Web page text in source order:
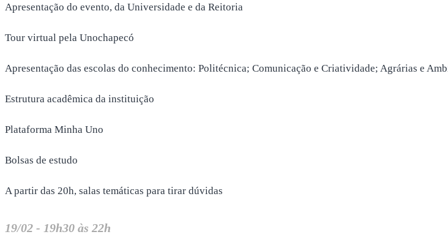
Apresentação do evento, da Universidade e da Reitoria
Tour virtual pela Unochapecó
Apresentação das escolas do conhecimento: Politécnica; Comunicação e Criatividade; Agrárias e
Estrutura acadêmica da instituição
Plataforma Minha Uno
Bolsas de estudo
A partir das 20h, salas temáticas para tirar dúvidas
19/02 - 19h30 às 22h